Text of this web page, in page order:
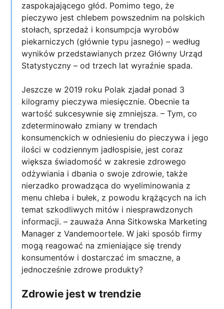
zaspokajającego głód. Pomimo tego, że
pieczywo jest chlebem powszednim na polskich
stołach, sprzedaż i konsumpcja wyrobów
piekarniczych (głównie typu jasnego) – według
wyników przedstawianych przez Główny Urząd
Statystyczny – od trzech lat wyraźnie spada.
Jeszcze w 2019 roku Polak zjadał ponad 3
kilogramy pieczywa miesięcznie. Obecnie ta
wartość sukcesywnie się zmniejsza. – Tym, co
zdeterminowało zmiany w trendach
konsumenckich w odniesieniu do pieczywa i jego
ilości w codziennym jadłospisie, jest coraz
większa świadomość w zakresie zdrowego
odżywiania i dbania o swoje zdrowie, także
nierzadko prowadząca do wyeliminowania z
menu chleba i bułek, z powodu krążących na ich
temat szkodliwych mitów i niesprawdzonych
informacji. – zauważa Anna Sitkowska Marketing
Manager z Vandemoortele. W jaki sposób firmy
mogą reagować na zmieniające się trendy
konsumentów i dostarczać im smaczne, a
jednocześnie zdrowe produkty?
Zdrowie jest w trendzie